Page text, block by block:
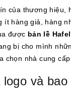
của thương hiệu,
ít hàng giả, hàng
được bản lề
bị cho mình
chọn nhà cung
logo và